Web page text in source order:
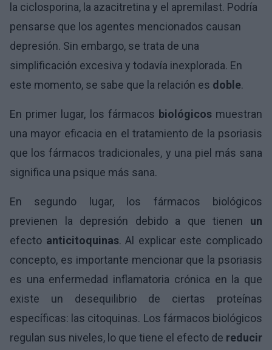
la ciclosporina, la azacitretina y el apremilast. Podría
pensarse que los agentes mencionados causan
depresión. Sin embargo, se trata de una
simplificación excesiva y todavía inexplorada. En
este momento, se sabe que la relación es doble.
En primer lugar, los fármacos biológicosmuestran
una mayor eficacia en el tratamiento de la psoriasis
que los fármacos tradicionales, y una piel más sana
significa una psique más sana.
En segundo lugar, los fármacos biológicos
previenen la depresión debido a que tienen un
efecto anticitoquinas. Al explicar este complicado
concepto, es importante mencionar que la psoriasis
es una enfermedad inflamatoria crónica en la que
existe un desequilibrio de ciertas proteínas
específicas: las citoquinas. Los fármacos biológicos
regulan sus niveles, lo que tiene el efecto de reducir